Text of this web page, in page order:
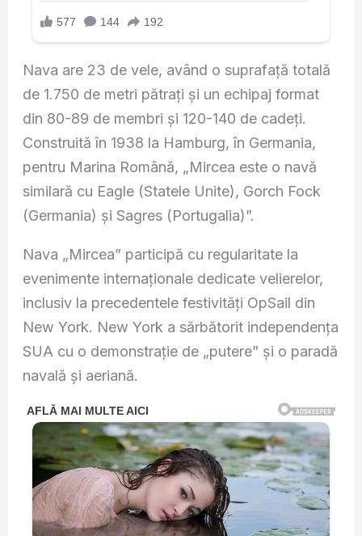
Nava are 23 de vele, având o suprafaţă totală
de 1.750 de metri pătraţi şi un echipaj format
din 80-89 de membri şi 120-140 de cadeţi.
Construită în 1938 la Hamburg, în Germania,
pentru Marina Română, „Mircea este o navă
similară cu Eagle (Statele Unite), Gorch Fock
(Germania) şi Sagres (Portugalia)”.
Nava „Mircea” participă cu regularitate la
evenimente internaţionale dedicate velierelor,
inclusiv la precedentele festivităţi OpSail din
New York. New York a sărbătorit independenţa
SUA cu o demonstraţie de „putere” şi o paradă
navală şi aeriană.